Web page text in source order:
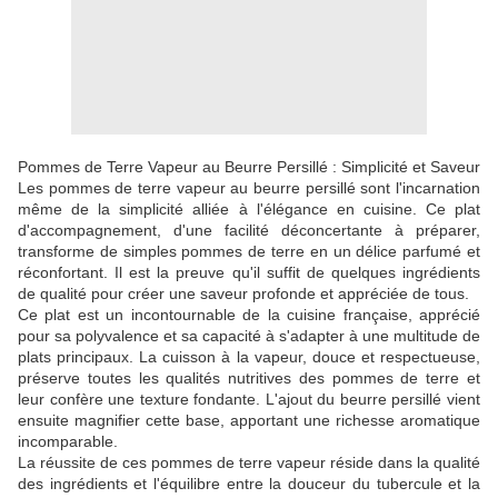
Pommes de Terre Vapeur au Beurre Persillé : Simplicité et Saveur
Les pommes de terre vapeur au beurre persillé sont l'incarnation
même de la simplicité alliée à l'élégance en cuisine. Ce plat
d'accompagnement, d'une facilité déconcertante à préparer,
transforme de simples pommes de terre en un délice parfumé et
réconfortant. Il est la preuve qu'il suffit de quelques ingrédients
de qualité pour créer une saveur profonde et appréciée de tous.
Ce plat est un incontournable de la cuisine française, apprécié
pour sa polyvalence et sa capacité à s'adapter à une multitude de
plats principaux. La cuisson à la vapeur, douce et respectueuse,
préserve toutes les qualités nutritives des pommes de terre et
leur confère une texture fondante. L'ajout du beurre persillé vient
ensuite magnifier cette base, apportant une richesse aromatique
incomparable.
La réussite de ces pommes de terre vapeur réside dans la qualité
des ingrédients et l'équilibre entre la douceur du tubercule et la